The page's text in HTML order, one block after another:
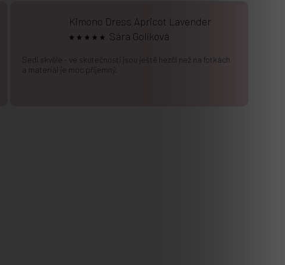
Kimono Dress Apricot Lavender
Sára Golíková
Sedí skvěle - ve skutečnosti jsou ještě hezčí než na fotkách
a materiál je moc příjemný.